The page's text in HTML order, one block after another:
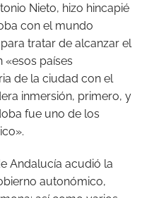
Nieto, hizo hincapié
con el mundo
tratar de alcanzar el
países
de la ciudad con el
inmersión, primero, y
fue uno de los
Andalucía acudió la
autonómico,